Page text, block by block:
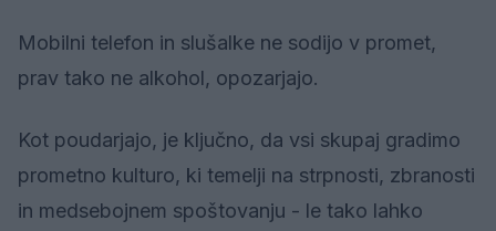
Mobilni telefon in slušalke ne sodijo v promet,
prav tako ne alkohol, opozarjajo.
Kot poudarjajo, je ključno, da vsi skupaj gradimo
prometno kulturo, ki temelji na strpnosti, zbranosti
in medsebojnem spoštovanju - le tako lahko